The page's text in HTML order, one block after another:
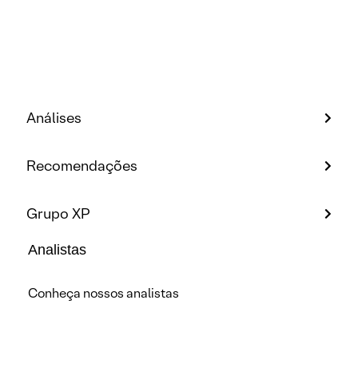
Análises
Recomendações
Grupo XP
Analistas
Conheça nossos analistas